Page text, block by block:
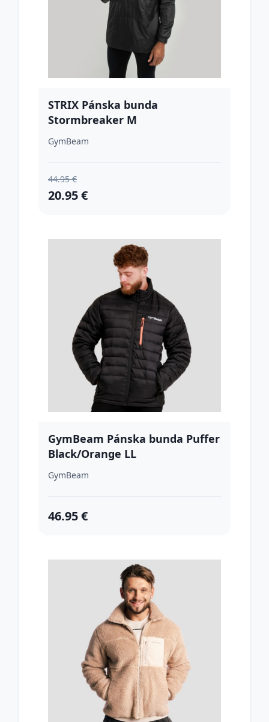
STRIX Pánska bunda
Stormbreaker M
GymBeam
44.95 €
20.95 €
GymBeam Pánska bunda Puffer
Black/Orange LL
GymBeam
46.95 €